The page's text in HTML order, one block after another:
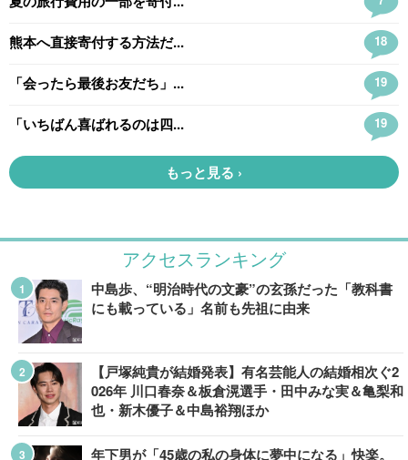
アクセスランキング
中島歩、“明治時代の文豪”の玄孫だった「教科書
にも載っている」名前も先祖に由来
【戸塚純貴が結婚発表】有名芸能人の結婚相次ぐ2
026年 川口春奈＆板倉滉選手・田中みな実＆亀梨和
也・新木優子＆中島裕翔ほか
年下男が「45歳の私の身体に夢中になる」快楽。